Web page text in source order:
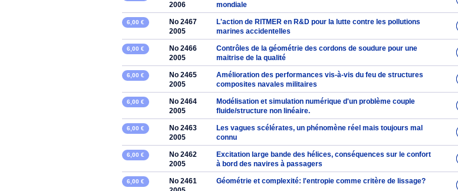
2006
mondiale
6,00 €
No 2467
2005
L'action de RITMER en R&D pour la lutte contre les pollutions
marines accidentelles
6,00 €
No 2466
2005
Contrôles de la géométrie des cordons de soudure pour une
maitrise de la qualité
6,00 €
No 2465
2005
Amélioration des performances vis-à-vis du feu de structures
composites navales militaires
6,00 €
No 2464
2005
Modélisation et simulation numérique d'un problème couple
fluide/structure non linéaire.
6,00 €
No 2463
2005
Les vagues scélérates, un phénomène réel mais toujours mal
connu
6,00 €
No 2462
2005
Excitation large bande des hélices, conséquences sur le confort
à bord des navires à passagers
6,00 €
No 2461
Géométrie et complexité: l'entropie comme critère de lissage?